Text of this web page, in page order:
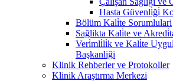
Hasta Güvenli̇ği̇
Bölüm Kali̇te Sorumlulari
Sağlikta Kali̇te ve
Veri̇mli̇li̇k ve Kali̇te
Başkanliği
Klinik Rehberler ve Protokoller
Klinik Araştırma Merkezi